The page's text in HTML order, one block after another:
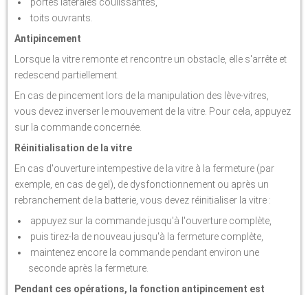
toits ouvrants.
Antipincement
Lorsque la vitre remonte et rencontre un obstacle, elle s'arrête et
redescend partiellement.
En cas de pincement lors de la manipulation des lève-vitres,
vous devez inverser le mouvement de la vitre. Pour cela, appuyez
sur la commande concernée.
Réinitialisation de la vitre
En cas d'ouverture intempestive de la vitre à la fermeture (par
exemple, en cas de gel), de dysfonctionnement ou après un
rebranchement de la batterie, vous devez réinitialiser la vitre :
appuyez sur la commande jusqu'à l'ouverture complète,
puis tirez-la de nouveau jusqu'à la fermeture complète,
maintenez encore la commande pendant environ une
seconde après la fermeture.
Pendant ces opérations, la fonction antipincement est